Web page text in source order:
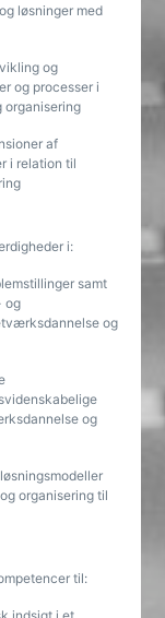
løsninger med
og
og processer i
af
i relation til
i:
samt
og
og
og
organisering til
til: